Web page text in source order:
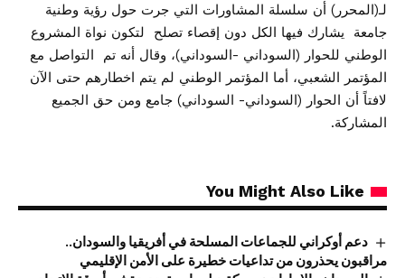
لـ(المحرر) أن سلسلة المشاورات التي جرت حول رؤية وطنية
جامعة يشارك فيها الكل دون إقصاء تصلح لتكون نواة المشروع
الوطني للحوار (السوداني -السوداني)، وقال أنه تم التواصل مع
المؤتمر الشعبي، أما المؤتمر الوطني لم يتم اخطارهم حتى الآن
لافتاً أن الحوار (السوداني- السوداني) جامع ومن حق الجميع
المشاركة.
You Might Also Like
دعم أوكراني للجماعات المسلحة في أفريقيا والسودان..
مراقبون يحذرون من تداعيات خطيرة على الأمن الإقليمي